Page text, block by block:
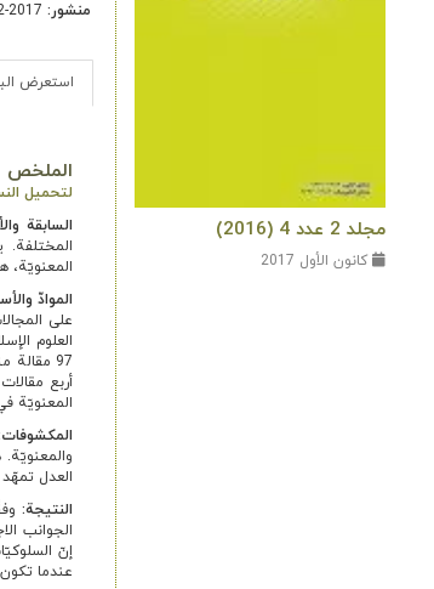
مجلد 2 عدد 4 (2016)
كانون الأول 2017
منشور:2017-12-27
استعرض
الملخص
لتحميل
السابقة
المعنویّة،
الموادّ
على
97
أربع
المعنویّة
العدل
النتیجة­:
الجوانب
إنّ
عندما